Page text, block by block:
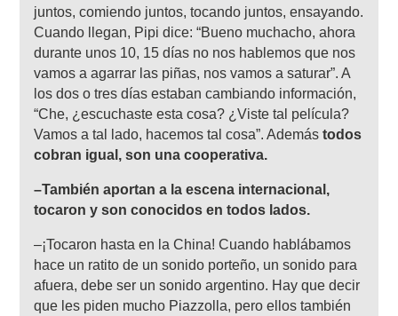
juntos, comiendo juntos, tocando juntos, ensayando.
Cuando llegan, Pipi dice: “Bueno muchacho, ahora
durante unos 10, 15 días no nos hablemos que nos
vamos a agarrar las piñas, nos vamos a saturar”. A
los dos o tres días estaban cambiando información,
“Che, ¿escuchaste esta cosa? ¿Viste tal película?
Vamos a tal lado, hacemos tal cosa”. Además todos
cobran igual, son una cooperativa.
–También aportan a la escena internacional,
tocaron y son conocidos en todos lados.
–¡Tocaron hasta en la China! Cuando hablábamos
hace un ratito de un sonido porteño, un sonido para
afuera, debe ser un sonido argentino. Hay que decir
que les piden mucho Piazzolla, pero ellos también